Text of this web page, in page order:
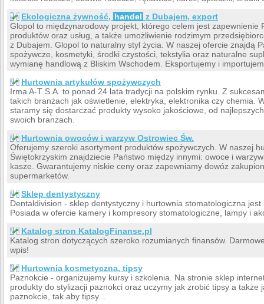
Ekologiczna żywność, handel z Dubajem, export
Glopol to międzynarodowy projekt, którego celem jest zapewnienie
produktów oraz usług, a także umożliwienie rodzimym
z Dubajem. Glopol to naturalny styl życia. W naszej ofercie znajdą
spożywcze, kosmetyki, środki czystości, tekstylia oraz naturalne
wymianę handlową z Bliskim Wschodem. Eksportujemy i
Hurtownia artykułów spożywczych
Irma A-T S.A. to ponad 24 lata tradycji na polskim rynku. Z
takich branżach jak oświetlenie, elektryka, elektronika czy chemia.
staramy się dostarczać produkty wysoko jakościowe, od
swoich branżach.
Hurtownia owoców i warzyw Ostrowiec Św.
Oferujemy szeroki asortyment produktów spożywczych. W naszej
Świętokrzyskim znajdziecie Państwo między innymi: owoce i
kasze. Gwarantujemy niskie ceny oraz zapewniamy dowóz
supermarketów.
Sklep dentystyczny
Dentaldivision - sklep dentystyczny i hurtownia stomatologiczna
Posiada w ofercie kamery i kompresory stomatologiczne, lampy i
Katalog stron KatalogFinanse.pl
Katalog stron dotyczących szeroko rozumianych finansów.
wpis!
Hurtownia kosmetyczna, tipsy
Paznokcie - organizujemy kursy i szkolenia. Na stronie sklep
produkty do stylizacji paznokci oraz uczymy jak zrobić tipsy a także
paznokcie, tak aby tipsy...